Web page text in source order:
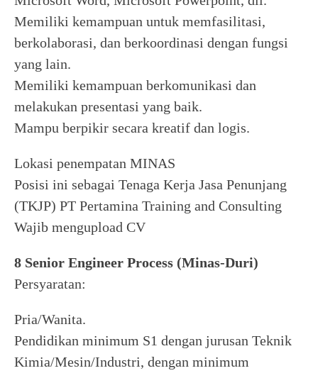
Memiliki kemampuan untuk memfasilitasi,
berkolaborasi, dan berkoordinasi dengan fungsi
yang lain.
Memiliki kemampuan berkomunikasi dan
melakukan presentasi yang baik.
Mampu berpikir secara kreatif dan logis.
Lokasi penempatan MINAS
Posisi ini sebagai Tenaga Kerja Jasa Penunjang
(TKJP) PT Pertamina Training and Consulting
Wajib mengupload CV
8 Senior Engineer Process (Minas-Duri)
Persyaratan:
Pria/Wanita.
Pendidikan minimum S1 dengan jurusan Teknik
Kimia/Mesin/Industri, dengan minimum